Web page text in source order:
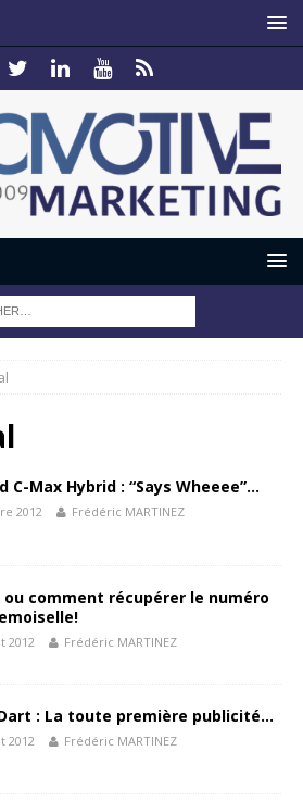
C-Max Hybrid : “Says Wheeee”…
2012 Frédéric MARTINEZ
ou comment récupérer le numéro
2012 Frédéric MARTINEZ
: La toute première publicité…
2012 Frédéric MARTINEZ